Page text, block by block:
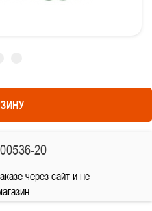
20
через сайт и не